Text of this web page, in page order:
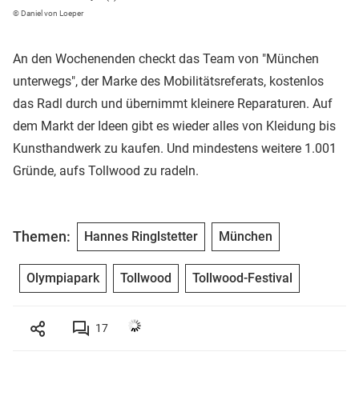
© Daniel von Loeper
An den Wochenenden checkt das Team von "München
unterwegs", der Marke des Mobilitätsreferats, kostenlos
das Radl durch und übernimmt kleinere Reparaturen. Auf
dem Markt der Ideen gibt es wieder alles von Kleidung bis
Kunsthandwerk zu kaufen. Und mindestens weitere 1.001
Gründe, aufs Tollwood zu radeln.
Themen: Hannes Ringlstetter München
Olympiapark Tollwood Tollwood-Festival
17